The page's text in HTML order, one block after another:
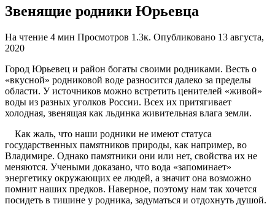
Звенящие родники Юрьевца
На чтение 4 мин Просмотров 1.3к. Опубликовано 13 августа,
2020
Город Юрьевец и район богаты своими родниками. Весть о
«вкусной» родниковой воде разносится далеко за пределы
области. У источников можно встретить ценителей «живой»
воды из разных уголков России. Всех их притягивает
холодная, звенящая как льдинка живительная влага земли.
Как жаль, что наши родники не имеют статуса
государственных памятников природы, как например, во
Владимире. Однако памятники они или нет, свойства их не
меняются. Учеными доказано, что вода «запоминает»
энергетику окружающих ее людей, а значит она возможно
помнит наших предков. Наверное, поэтому нам так хочется
посидеть в тишине у родника, задуматься и отдохнуть душой.